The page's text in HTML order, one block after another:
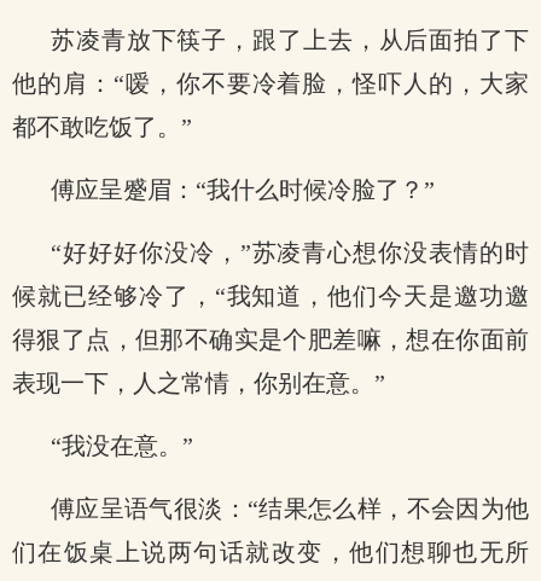
苏凌青放下筷子，跟了上去，从后面拍了下
他的肩：“嗳，你不要冷着脸，怪吓人的，大家
都不敢吃饭了。”
傅应呈蹙眉：“我什么时候冷脸了？”
“好好好你没冷，”苏凌青心想你没表情的时
候就已经够冷了，“我知道，他们今天是邀功邀
得狠了点，但那不确实是个肥差嘛，想在你面前
表现一下，人之常情，你别在意。”
“我没在意。”
傅应呈语气很淡：“结果怎么样，不会因为他
们在饭桌上说两句话就改变，他们想聊也无所